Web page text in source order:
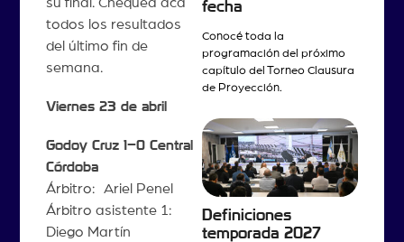
todos los resultados
del último fin de
semana.
Viernes 23 de abril
Godoy Cruz 1–0 Central
Córdoba
Árbitro: Ariel Penel
Árbitro asistente 1:
Diego Martín
fecha
Conocé toda la
programación del próximo
capítulo del Torneo Clausura
de Proyección.
Definiciones
temporada 2027